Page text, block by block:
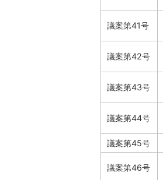
議案第41号
議案第42号
議案第43号
議案第44号
議案第45号
議案第46号